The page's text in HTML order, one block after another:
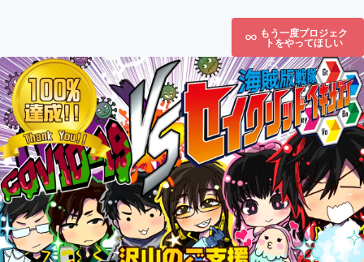
もう一度プロジェク
トをやってほしい